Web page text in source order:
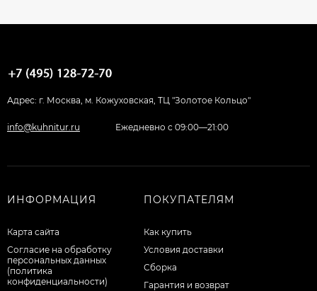
Адрес: г. Москва, м. Кожуховская, ТЦ "Золотое Кольцо"
info@kuhnitur.ru Ежедневно с 09:00—21:00
ИНФОРМАЦИЯ
Карта сайта
Согласие на обработку
персональных данных
(политика
конфиденциальности)
ПОКУПАТЕЛЯМ
Как купить
Условия доставки
Сборка
Гарантия и возврат